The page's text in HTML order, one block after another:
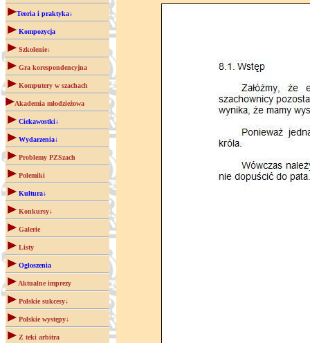
Teoria i praktyka↓
Kompozycja
Szkolenie↓
Gra korespondencyjna
Komputery w szachach
Akademia młodzieżowa
Ciekawostki↓
Wydarzenia↓
Problemy PZSzach
Polemiki
Kultura↓
Konkursy↓
Galerie
Listy
Ogłoszenia
Aktualne imprezy
Polskie sukcesy↓
Polskie występy↓
Z teki arbitra